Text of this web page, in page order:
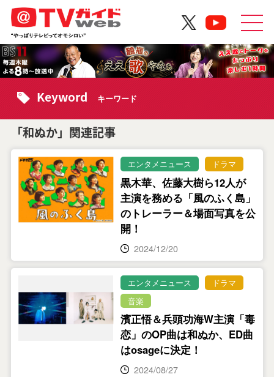
Keyword キーワード
「和ぬか」関連記事
エンタメニュース ドラマ
黒木華、佐藤大樹ら12人が
主演を務める「風のふく島」
のトレーラー＆場面写真を公
開！
2024/12/20
エンタメニュース
ドラマ
音楽
濱正悟＆兵頭功海W主演「毒
恋」のOP曲は和ぬか、ED曲
はosageに決定！
2024/08/27